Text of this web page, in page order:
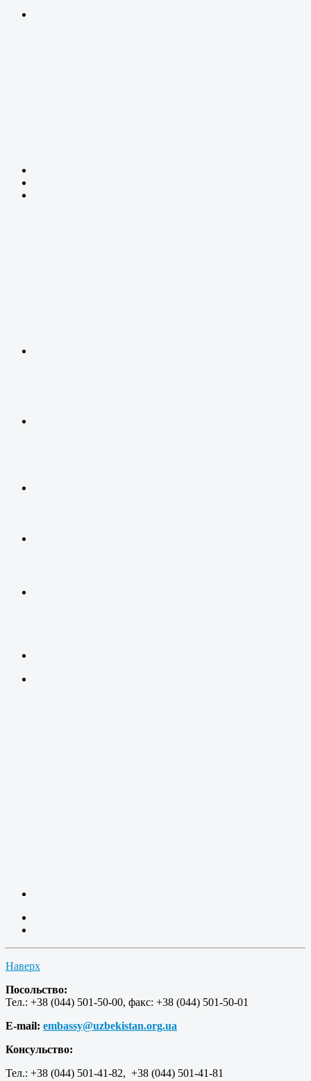
Наверх
Посольство:
Тел.: +38 (044) 501-50-00, факс: +38 (044) 501-50-01
E-mail: embassy@uzbekistan.org.ua
Консульство:
Тел.: +38 (044) 501-41-82, +38 (044) 501-41-81